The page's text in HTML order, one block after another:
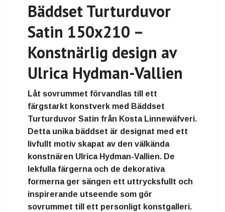
Bäddset Turturduvor
Satin 150x210 –
Konstnärlig design av
Ulrica Hydman-Vallien
Låt sovrummet förvandlas till ett
färgstarkt konstverk med Bäddset
Turturduvor Satin från Kosta Linnewäfveri.
Detta unika bäddset är designat med ett
livfullt motiv skapat av den välkända
konstnären Ulrica Hydman-Vallien. De
lekfulla färgerna och de dekorativa
formerna ger sängen ett uttrycksfullt och
inspirerande utseende som gör
sovrummet till ett personligt konstgalleri.